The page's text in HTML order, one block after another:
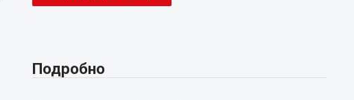
Подробно